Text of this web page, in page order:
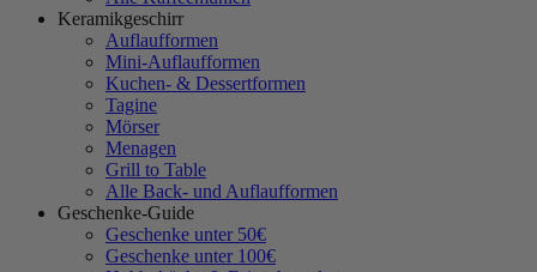
Keramikgeschirr
Auflaufformen
Mini-Auflaufformen
Kuchen- & Dessertformen
Tagine
Mörser
Menagen
Grill to Table
Alle Back- und Auflaufformen
Geschenke-Guide
Geschenke unter 50€
Geschenke unter 100€